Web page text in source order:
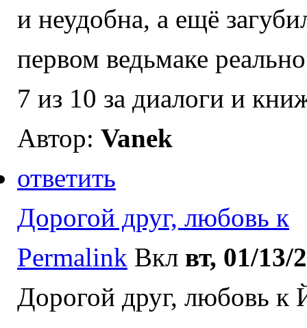
и неудобна, а ещё
первом ведьмаке
7 из 10 за диалоги и
Автор: Vanek
ответить
Дорогой друг, любовь к
Permalink Вкл вт, 01/13/
Дорогой друг, любовь к